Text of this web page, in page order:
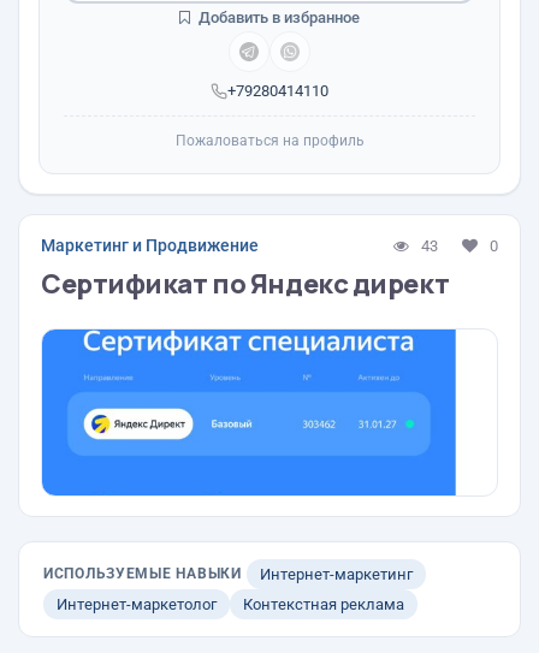
+79280414110
Добавить в избранное
Пожаловаться на профиль
Маркетинг и Продвижение 43 0
Сертификат по Яндекс директ
ИСПОЛЬЗУЕМЫЕ НАВЫКИ
Интернет-маркетинг
Интернет-маркетолог
Контекстная реклама